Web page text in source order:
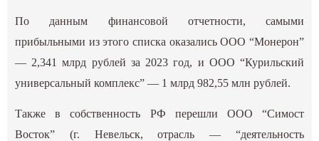
По данным финансовой отчетности, самыми
прибыльными из этого списка оказались ООО “Монерон”
— 2,341 млрд рублей за 2023 год, и ООО “Курильский
универсальный комплекс” — 1 млрд 982,55 млн рублей.
Также в собственность РФ перешли ООО “Симост
Восток” (г. Невельск, отрасль — “деятельность